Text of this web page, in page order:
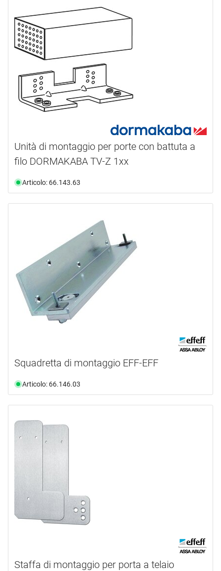
Unità di montaggio per porte con battuta a
filo DORMAKABA TV-Z 1xx
Articolo: 66.143.63
Squadretta di montaggio EFF-EFF
Articolo: 66.146.03
Staffa di montaggio per porta a telaio